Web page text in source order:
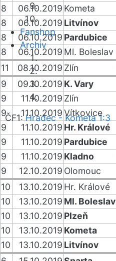
Fanshop
Archiv
ČF1:Hradec - Kometa 1:3
8
06.10.2019 Kometa
8
06.10.2019 Litvínov
8
06.10.2019 Pardubice
8
06.10.2019 Ml. Boleslav
11
08.10.2019 Zlín
9
09.10.2019 K. Vary
9
11.10.2019 Zlín
9
11.10.2019Vítkovice
9
11.10.2019 Hr. Králové
9
11.10.2019 Pardubice
9
11.10.2019 Kladno
9
12.10.2019 Olomouc
10
13.10.2019 Hr. Králové
10
13.10.2019 Ml. Boleslav
10
13.10.2019 Plzeň
10
13.10.2019 Kometa
10
13.10.2019 Litvínov